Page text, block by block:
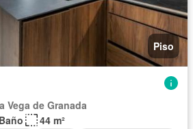
Piso
Vega de Granada
44 m²